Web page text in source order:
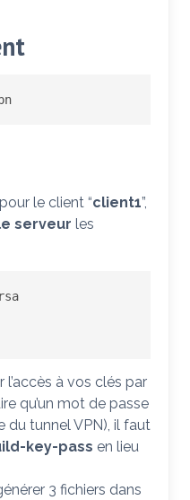
le client “client1”,
serveur les
à vos clés par
qu’un mot de passe
du tunnel VPN), il faut
key-pass en lieu
3 fichiers dans